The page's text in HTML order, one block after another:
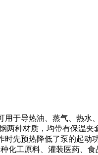
于导热油、蒸气、热
两种材质，均带有保温
先预热降低了泵的起
工原料、灌装医药、